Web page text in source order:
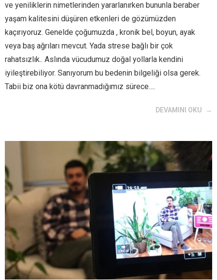
ve yeniliklerin nimetlerinden yararlanırken bununla beraber
yaşam kalitesini düşüren etkenleri de gözümüzden
kaçırıyoruz. Genelde çoğumuzda , kronik bel, boyun, ayak
veya baş ağrıları mevcut. Yada strese bağlı bir çok
rahatsızlık.. Aslında vücudumuz doğal yollarla kendini
iyileştirebiliyor. Sanıyorum bu bedenin bilgeliği olsa gerek.
Tabii biz ona kötü davranmadığımız sürece….
DEVAMINI OKU